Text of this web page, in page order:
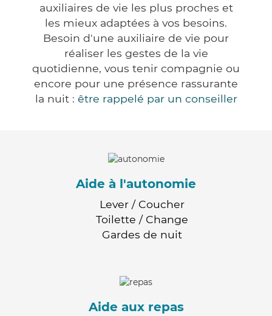
auxiliaires de vie les plus proches et
les mieux adaptées à vos besoins.
Besoin d'une auxiliaire de vie pour
réaliser les gestes de la vie
quotidienne, vous tenir compagnie ou
encore pour une présence rassurante
la nuit : être rappelé par un conseiller
Aide à l'autonomie
Lever / Coucher
Toilette / Change
Gardes de nuit
Aide aux repas